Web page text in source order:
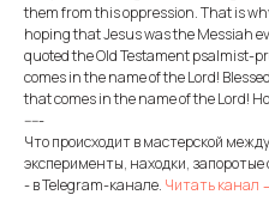
them from this oppression. That is
hoping that Jesus was the Messiah
quoted the Old Testament psalmist-
comes in the name of the Lord!
that comes in the name of the Lord!
-----
Что происходит в мастерской
эксперименты, находки, запоротые
- в Telegram-канале. Читать канал